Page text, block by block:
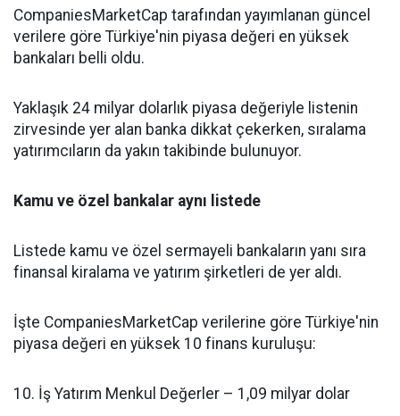
CompaniesMarketCap tarafından yayımlanan güncel
verilere göre Türkiye'nin piyasa değeri en yüksek
bankaları belli oldu.
Yaklaşık 24 milyar dolarlık piyasa değeriyle listenin
zirvesinde yer alan banka dikkat çekerken, sıralama
yatırımcıların da yakın takibinde bulunuyor.
Kamu ve özel bankalar aynı listede
Listede kamu ve özel sermayeli bankaların yanı sıra
finansal kiralama ve yatırım şirketleri de yer aldı.
İşte CompaniesMarketCap verilerine göre Türkiye'nin
piyasa değeri en yüksek 10 finans kuruluşu:
10. İş Yatırım Menkul Değerler – 1,09 milyar dolar